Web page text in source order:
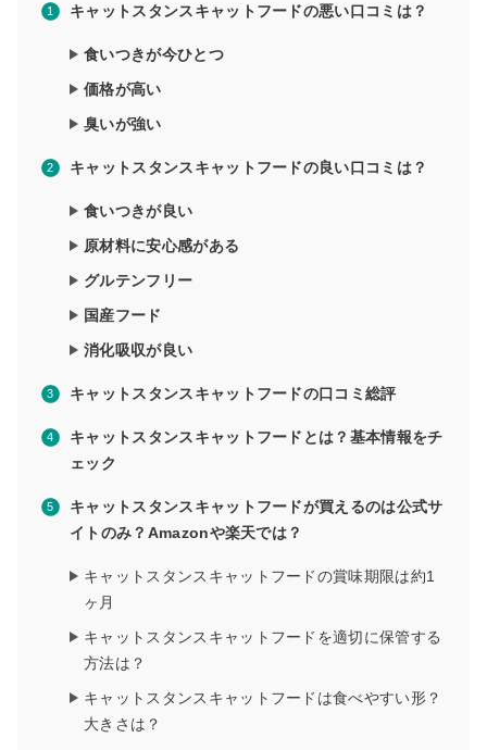
キャットスタンスキャットフードの悪い口コミは？
食いつきが今ひとつ
価格が高い
臭いが強い
キャットスタンスキャットフードの良い口コミは？
食いつきが良い
原材料に安心感がある
グルテンフリー
国産フード
消化吸収が良い
キャットスタンスキャットフードの口コミ総評
キャットスタンスキャットフードとは？基本情報をチ
ェック
キャットスタンスキャットフードが買えるのは公式サ
イトのみ？Amazonや楽天では？
キャットスタンスキャットフードの賞味期限は約1
ヶ月
キャットスタンスキャットフードを適切に保管する
方法は？
キャットスタンスキャットフードは食べやすい形？
大きさは？